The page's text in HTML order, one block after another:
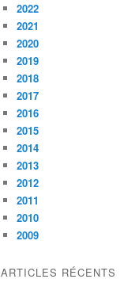
2022
2021
2020
2019
2018
2017
2016
2015
2014
2013
2012
2011
2010
2009
ARTICLES RÉCENTS